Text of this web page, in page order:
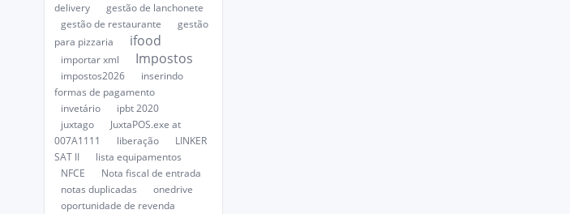
delivery
gestão de lanchonete
gestão de restaurante
gestão
para pizzaria
ifood
importar xml Impostos
impostos2026
inserindo
formas de pagamento
invetário
ipbt 2020
juxtago
JuxtaPOS.exe at
007A1111
liberação
LINKER
SAT II
lista equipamentos
NFCE
Nota fiscal de entrada
notas duplicadas
onedrive
oportunidade de revenda